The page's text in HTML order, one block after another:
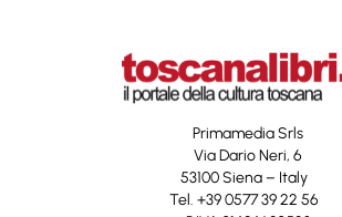
Primamedia Srls
Via Dario Neri, 6
53100 Siena – Italy
Tel. +39 0577 39 22 56